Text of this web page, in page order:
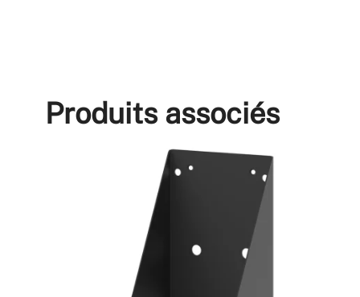
Produits associés